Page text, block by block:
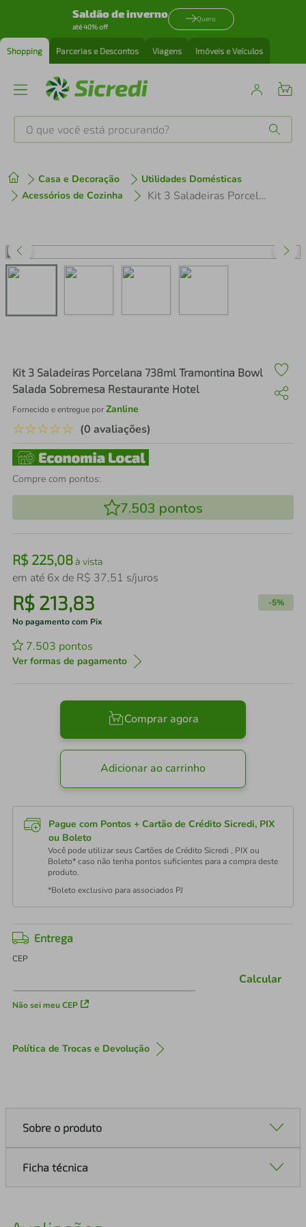
Saldão de inverno
até 40% off
Quero
Shopping Parcerias e Descontos Viagens Imóveis e Veículos
O que você está procurando?
Casa e Decoração
Utilidades Domésticas
Acessórios de Cozinha
Kit 3 Saladeiras Porcelana 738ml Tramontina Bowl Salada Sobremesa Restaurante Hotel
Kit 3 Saladeiras Porcelana 738ml Tramontina Bowl
Salada Sobremesa Restaurante Hotel
Fornecido e entregue porZanline
☆☆☆☆☆ (0 avaliações)
Compre com pontos:
7.503 pontos
R$ 225,08à vista
em até 6x de R$ 37,51 s/juros
R$ 213,83 -5%
No pagamento com Pix
7.503 pontos
Ver formas de pagamento
Comprar agora
Adicionar ao carrinho
Pague com Pontos + Cartão de Crédito Sicredi, PIX
ou Boleto
Você pode utilizar seus Cartões de Crédito Sicredi , PIX ou
Boleto* caso não tenha pontos suficientes para a compra deste
produto.
*Boleto exclusivo para associados PJ
Entrega
CEP
Não sei meu CEP
Calcular
Política de Trocas e Devolução
Sobre o produto
Ficha técnica
1º tenis
3º perfume